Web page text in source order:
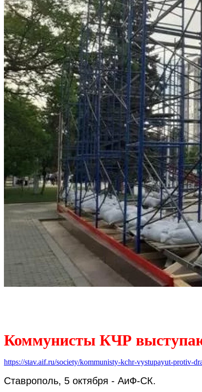
Коммунисты КЧР
https://stav.aif.ru/society/kommunisty-kchr-vystupayut-protiv-
Ставрополь, 5 октября - АиФ-СК.